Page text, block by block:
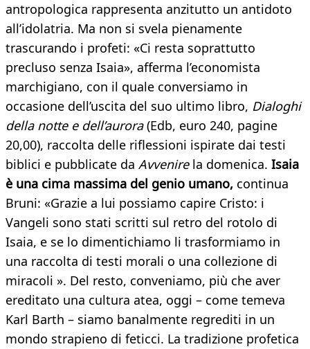
antropologica rappresenta anzitutto un antidoto
all’idolatria. Ma non si svela pienamente
trascurando i profeti: «Ci resta soprattutto
precluso senza Isaia», afferma l’economista
marchigiano, con il quale conversiamo in
occasione dell’uscita del suo ultimo libro, Dialoghi
della notte e dell’aurora(Edb, euro 240, pagine
20,00), raccolta delle riflessioni ispirate dai testi
biblici e pubblicate da Avvenirela domenica. Isaia
è una cima massima del genio umano, continua
Bruni: «Grazie a lui possiamo capire Cristo: i
Vangeli sono stati scritti sul retro del rotolo di
Isaia, e se lo dimentichiamo li trasformiamo in
una raccolta di testi morali o una collezione di
miracoli ». Del resto, conveniamo, più che aver
ereditato una cultura atea, oggi – come temeva
Karl Barth – siamo banalmente regrediti in un
mondo strapieno di feticci. La tradizione profetica